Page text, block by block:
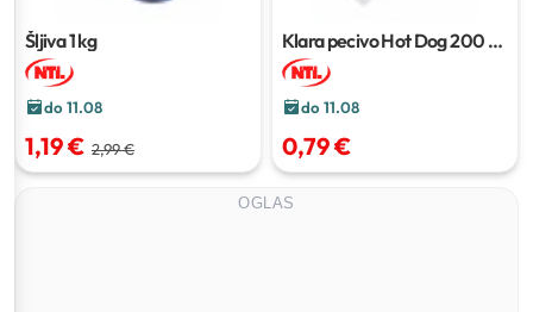
Šljiva1 kg
do 11.08
1,19 € 2,99 €
Klara pecivo Hot Dog200 g
(2 x 100g)
do 11.08
0,79 €
OGLAS